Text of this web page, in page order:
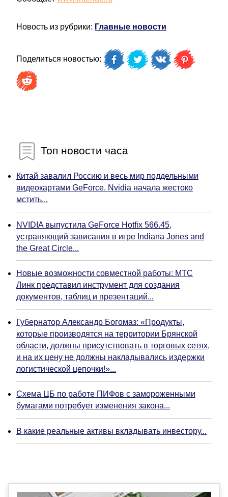
Новость из рубрики: Главные новости
Поделиться новостью:
Топ новости часа
Китай завалил Россию и весь мир поддельными
видеокартами GeForce. Nvidia начала жестоко
мстить...
NVIDIA выпустила GeForce Hotfix 566.45,
устраняющий зависания в игре Indiana Jones and
the Great Circle...
Новые возможности совместной работы: МТС
Линк представил инструмент для создания
документов, таблиц и презентаций...
Губернатор Александр Богомаз: «Продукты,
которые производятся на территории Брянской
области, должны присутствовать в торговых сетях,
и на их цену не должны накладывались издержки
логистической цепочки!»...
Схема ЦБ по работе ПИФов с замороженными
бумагами потребует изменения закона...
В какие реальные активы вкладывать инвестору...